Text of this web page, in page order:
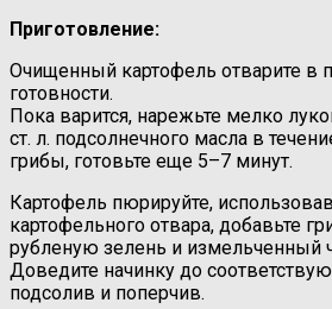
Приготовление:
Очищенный картофель отварите в
готовности.
Пока варится, нарежьте мелко
ст. л. подсолнечного масла в
грибы, готовьте еще 5–7 минут.
Картофель пюрируйте,
картофельного отвара, добавьте
рубленую зелень и измельченный
Доведите начинку до
подсолив и поперчив.